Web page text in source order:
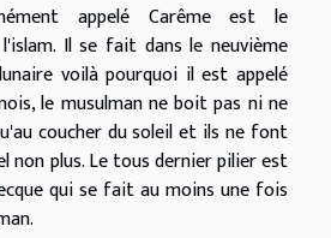
appelé Carême est le
Il se fait dans le neuvième
voilà pourquoi il est appelé
le musulman ne boit pas ni ne
coucher du soleil et ils ne font
non plus. Le tous dernier pilier est
qui se fait au moins une fois